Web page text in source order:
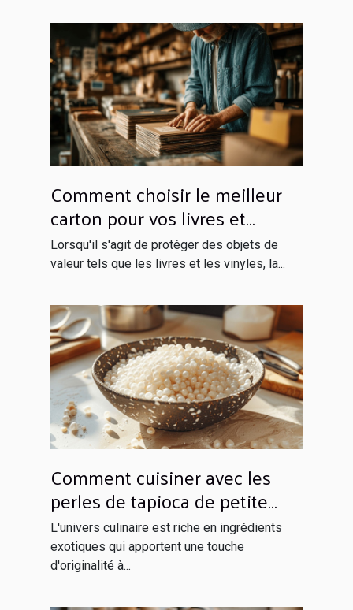
Comment choisir le meilleur
carton pour vos livres et
vinyles
Lorsqu'il s'agit de protéger des objets de
valeur tels que les livres et les vinyles, la...
Comment cuisiner avec les
perles de tapioca de petite
taille
L'univers culinaire est riche en ingrédients
exotiques qui apportent une touche
d'originalité à...